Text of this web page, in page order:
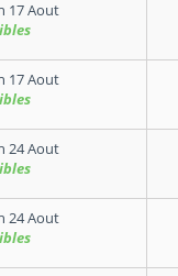
17 Aout
17 Aout
24 Aout
24 Aout